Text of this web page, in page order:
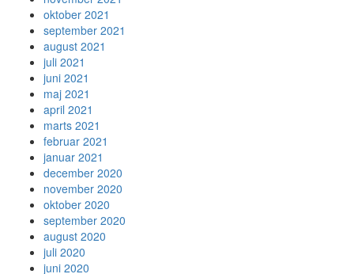
oktober 2021
september 2021
august 2021
juli 2021
juni 2021
maj 2021
april 2021
marts 2021
februar 2021
januar 2021
december 2020
november 2020
oktober 2020
september 2020
august 2020
juli 2020
juni 2020